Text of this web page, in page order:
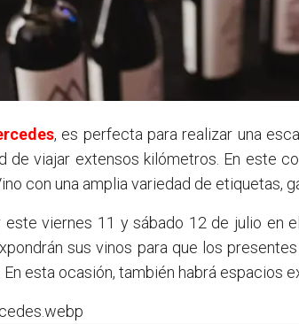
, es perfecta para realizar una
de viajar extensos kilómetros. En este
con una amplia variedad de etiquetas,
este viernes 11 y sábado 12 de julio en
sus vinos para que los
esta ocasión, también habrá espacios